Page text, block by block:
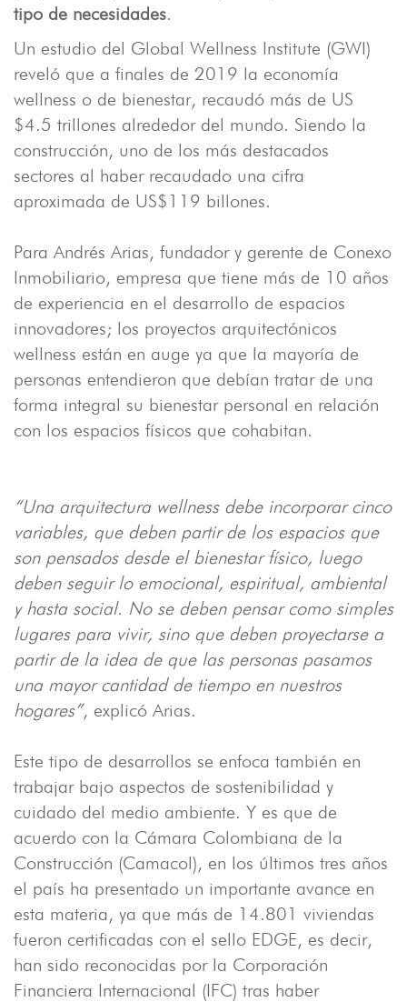
tipo de necesidades.
Un estudio del Global Wellness Institute (GWI)
reveló que a finales de 2019 la economía
wellness o de bienestar, recaudó más de US
$4.5 trillones alrededor del mundo. Siendo la
construcción, uno de los más destacados
sectores al haber recaudado una cifra
aproximada de US$119 billones.
Para Andrés Arias, fundador y gerente de Conexo
Inmobiliario, empresa que tiene más de 10 años
de experiencia en el desarrollo de espacios
innovadores; los proyectos arquitectónicos
wellness están en auge ya que la mayoría de
personas entendieron que debían tratar de una
forma integral su bienestar personal en relación
con los espacios físicos que cohabitan.
“Una arquitectura wellness debe incorporar cinco
variables, que deben partir de los espacios que
son pensados desde el bienestar físico, luego
deben seguir lo emocional, espiritual, ambiental
y hasta social. No se deben pensar como simples
lugares para vivir, sino que deben proyectarse a
partir de la idea de que las personas pasamos
una mayor cantidad de tiempo en nuestros
hogares”, explicó Arias.
Este tipo de desarrollos se enfoca también en
trabajar bajo aspectos de sostenibilidad y
cuidado del medio ambiente. Y es que de
acuerdo con la Cámara Colombiana de la
Construcción (Camacol), en los últimos tres años
el país ha presentado un importante avance en
esta materia, ya que más de 14.801 viviendas
fueron certificadas con el sello EDGE, es decir,
han sido reconocidas por la Corporación
Financiera Internacional (IFC) tras haber